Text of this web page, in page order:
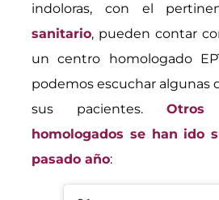
indoloras, con el
sanitario, pueden contar
un centro homologado
podemos escuchar algunas
sus pacientes. Otros
homologados se han ido
pasado año: